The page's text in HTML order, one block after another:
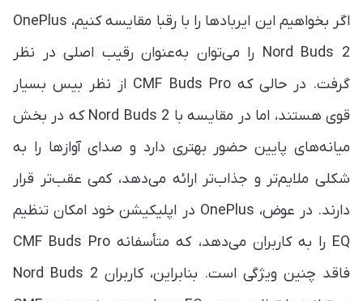
اگر بخواهیم این ایربادها را با رقبا مقایسه کنیم، OnePlus
Nord Buds 2 را می‌توان به‌عنوان رقیب اصلی در نظر
گرفت. در حالی که CMF Buds Pro از نظر بیس بسیار
قوی هستند، اما در مقایسه با Nord Buds 2 که در بخش
میانه‌های پایین حضور بهتری دارد و صدای آوازها را به
شکلی ملایم‌تر و جذاب‌تر ارائه می‌دهد، کمی عقب‌تر قرار
دارند. در عوض، OnePlus در اپلیکیشن خود امکان تنظیم
EQ را به کاربران می‌دهد، که متأسفانه CMF Buds Pro
فاقد چنین ویژگی است. بنابراین، کاربران Nord Buds 2